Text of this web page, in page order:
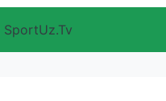
SportUz.Tv